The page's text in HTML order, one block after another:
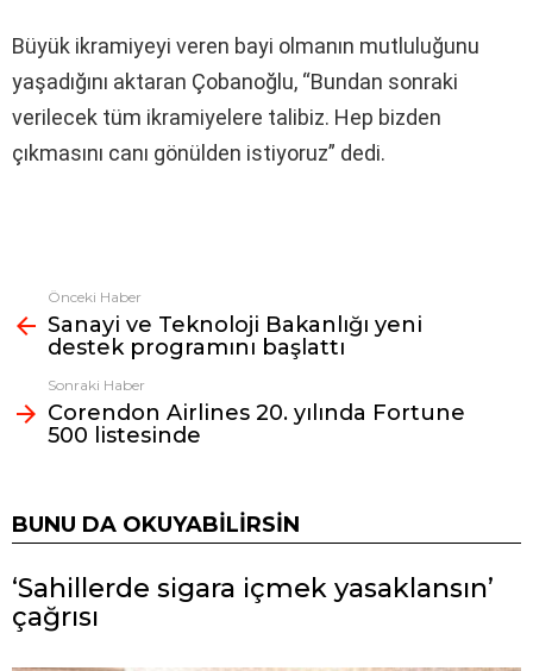
Büyük ikramiyeyi veren bayi olmanın mutluluğunu
yaşadığını aktaran Çobanoğlu, “Bundan sonraki
verilecek tüm ikramiyelere talibiz. Hep bizden
çıkmasını canı gönülden istiyoruz” dedi.
Fazlasına
bak
Önceki Haber
Sanayi ve Teknoloji Bakanlığı yeni
destek programını başlattı
Sonraki Haber
Corendon Airlines 20. yılında Fortune
500 listesinde
BUNU DA OKUYABILIRSIN
‘Sahillerde sigara içmek yasaklansın’
çağrısı